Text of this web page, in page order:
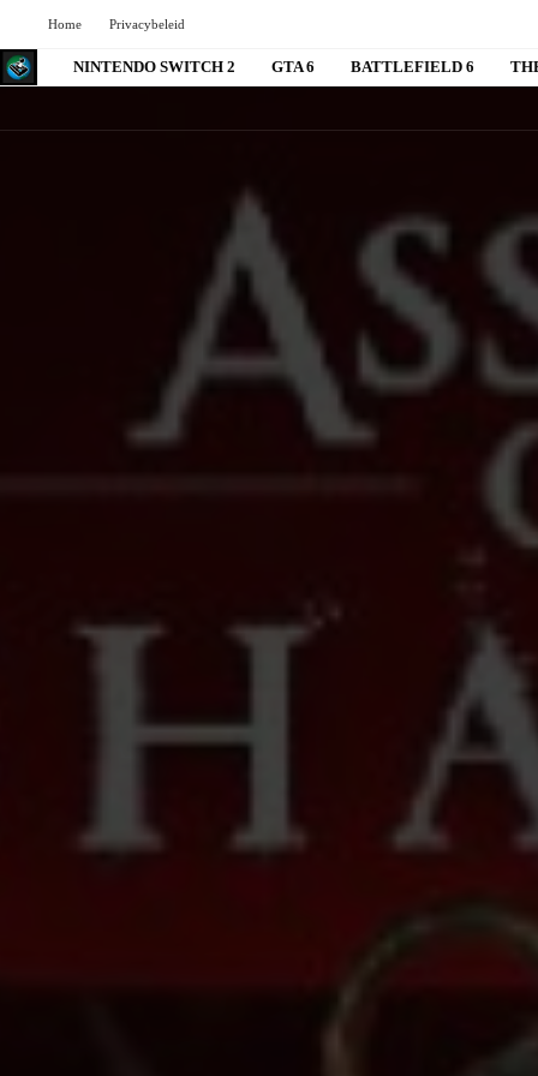
Home Privacybeleid
NINTENDO SWITCH 2 GTA 6 BATTLEFIELD 6